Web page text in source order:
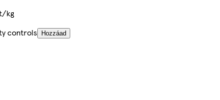
kg
controls
Hozzáad